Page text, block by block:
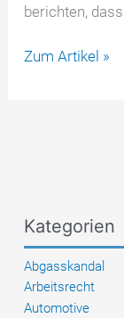
berichten,
Täuschung
welche
Rechte
sie
haben
Zum Artikel »
Kategorien
Abgasskandal
Arbeitsrecht
Automotive